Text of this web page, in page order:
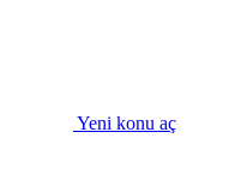
Yeni konu aç